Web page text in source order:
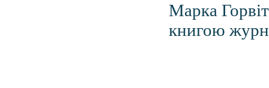
Марка
книгою